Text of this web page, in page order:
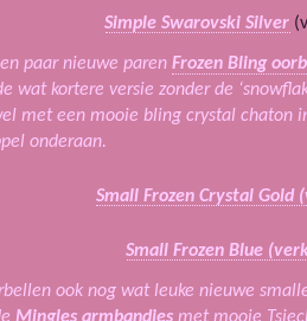
Simple Swarovski Silver
paar nieuwe paren Frozen Bling
wat kortere versie zonder de
met een mooie bling crystal chaton
onderaan.
Small Frozen Crystal Gold
Small Frozen Blue
ook nog wat leuke nieuwe